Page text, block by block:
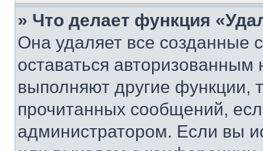
» Что делает функция
Она удаляет все созданные
оставаться
выполняют другие функции,
прочитанных сообщений,
администратором. Если вы